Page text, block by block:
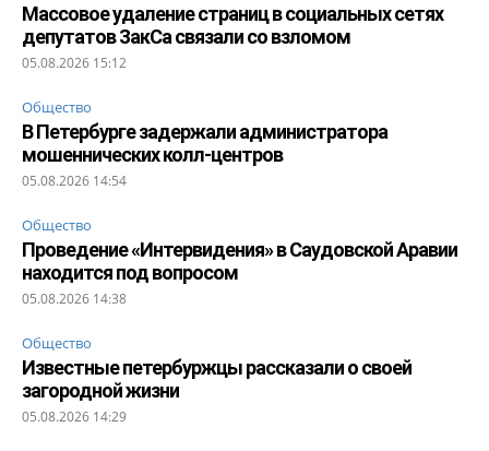
Массовое удаление страниц в социальных сетях
депутатов ЗакСа связали со взломом
05.08.2026 15:12
Общество
В Петербурге задержали администратора
мошеннических колл-центров
05.08.2026 14:54
Общество
Проведение «Интервидения» в Саудовской Аравии
находится под вопросом
05.08.2026 14:38
Общество
Известные петербуржцы рассказали о своей
загородной жизни
05.08.2026 14:29